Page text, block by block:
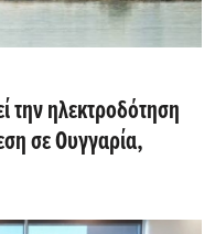
την ηλεκτροδότηση
σε Ουγγαρία,